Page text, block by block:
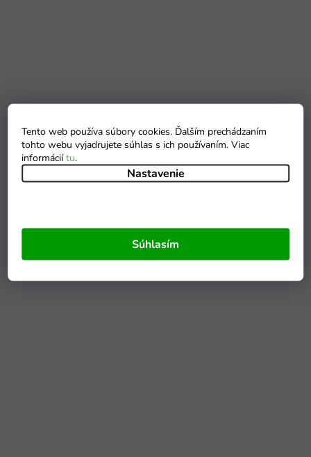
Tento web používa súbory cookies. Ďalším prechádzaním
tohto webu vyjadrujete súhlas s ich používaním. Viac
informáciítu.
Nastavenie
Súhlasím